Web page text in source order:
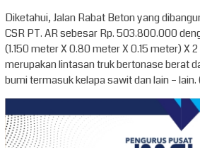
Diketahui, Jalan Rabat Beton yang
CSR PT. AR sebesar Rp. 503.800.000
(1.150 meter X 0.80 meter X 0.15 meter) X
merupakan lintasan truk bertonase berat
bumi termasuk kelapa sawit dan lain – lain.